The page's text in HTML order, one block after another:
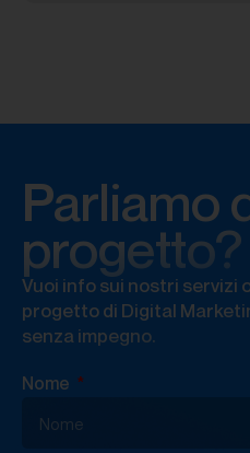
Parliamo
progetto?
Vuoi info sui nostri servizi
progetto di Digital
senza impegno.
Nome